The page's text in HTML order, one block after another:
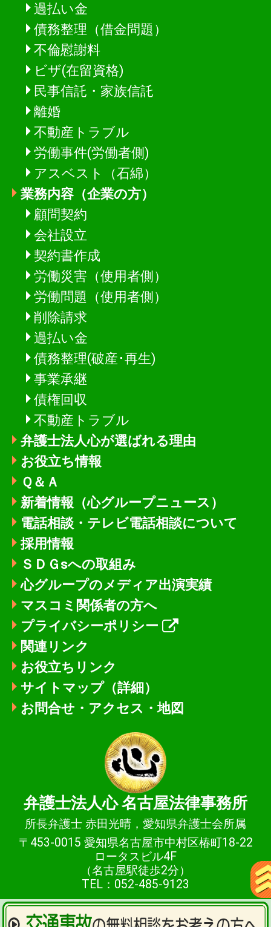
過払い金
債務整理（借金問題）
不倫慰謝料
ビザ(在留資格)
民事信託・家族信託
離婚
不動産トラブル
労働事件(労働者側)
アスベスト（石綿）
業務内容（企業の方）
顧問契約
会社設立
契約書作成
労働災害（使用者側）
労働問題（使用者側）
削除請求
過払い金
債務整理(破産･再生)
事業承継
債権回収
不動産トラブル
弁護士法人心が選ばれる理由
お役立ち情報
Ｑ＆Ａ
新着情報 （心グループニュース）
電話相談・テレビ電話相談について
採用情報
ＳＤＧsへの取組み
心グループのメディア出演実績
マスコミ関係者の方へ
プライバシーポリシー
関連リンク
お役立ちリンク
サイトマップ（詳細）
お問合せ・アクセス・地図
弁護士法人心名古屋法律事務所
所長弁護士 赤田光晴，愛知県弁護士会所属
〒453-0015 愛知県名古屋市中村区椿町18-22
ロータスビル4F
（名古屋駅徒歩2分）
TEL：052-485-9123